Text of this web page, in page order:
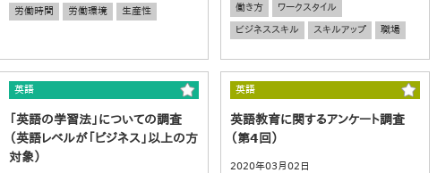
労働時間
労働環境 生産性 働き方
ワークスタイル
ビジネススキル
スキルアップ 職場
英語
「英語の学習法」についての調査
（英語レベルが「ビジネス」以上の方
対象）
英語
英語教育に関するアンケート調査
（第4回）
2020年03月02日